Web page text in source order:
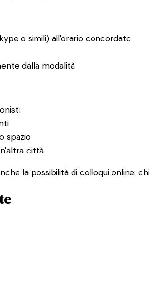
o simili) all'orario concordato
dalla modalità
spazio
città
la possibilità di colloqui online: